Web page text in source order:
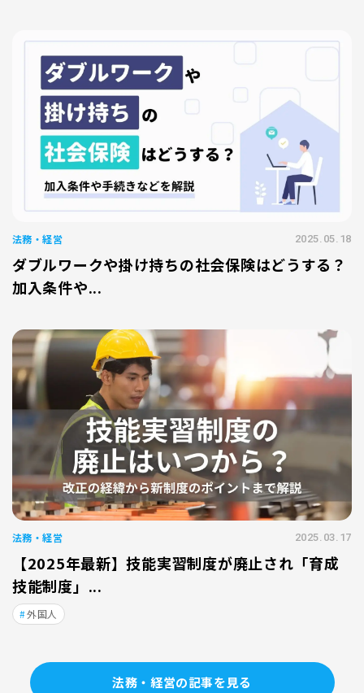
法務・経営 2025.05.18
ダブルワークや掛け持ちの社会保険はどうする？
加入条件や...
法務・経営 2025.03.17
【2025年最新】技能実習制度が廃止され「育成
技能制度」...
外国人
法務・経営の記事を見る